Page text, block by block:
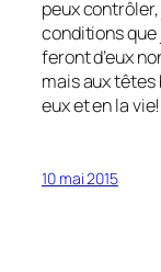
peux
conditions que
feront d’eux
mais aux
eux et en la
10 mai 2015